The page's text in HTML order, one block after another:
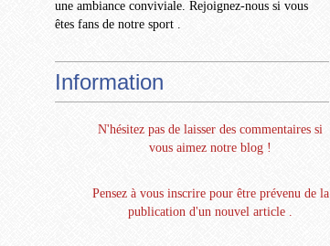
une ambiance conviviale. Rejoignez-nous si vous
êtes fans de notre sport .
Information
N'hésitez pas de laisser des commentaires si
vous aimez notre blog !
Pensez à vous inscrire pour être prévenu de la
publication d'un nouvel article .